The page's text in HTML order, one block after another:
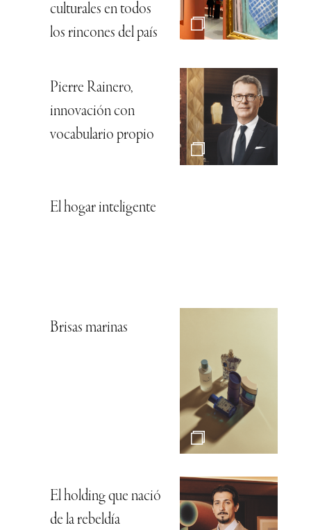
culturales en todos
los rincones del país
Pierre Rainero,
innovación con
vocabulario propio
El hogar inteligente
Brisas marinas
El holding que nació
de la rebeldía